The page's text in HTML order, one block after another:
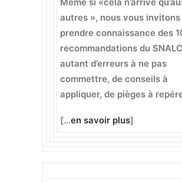
autres », nous vous invitons
prendre connaissance des
recommandations du
autant d’erreurs à ne pas
commettre, de conseils à
appliquer, de pièges à
[…en savoir plus]